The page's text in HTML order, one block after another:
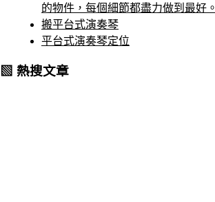
的物件，每個細節都盡力做到最好。
搬平台式演奏琴
平台式演奏琴定位
▧ 熱搜文章